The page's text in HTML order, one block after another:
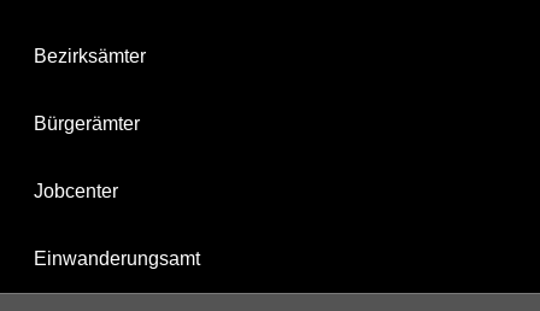
Bezirksämter
Bürgerämter
Jobcenter
Einwanderungsamt